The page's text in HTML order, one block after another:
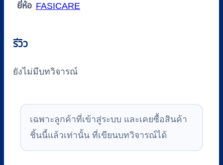
ยี่ห้อ FASICARE
รีวิว
ยังไม่มีบทวิจารณ์
เฉพาะลูกค้าที่เข้าสู่ระบบ และเคยซื้อสินค้า
ชิ้นนี้แล้วเท่านั้น ที่เขียนบทวิจารณ์ได้